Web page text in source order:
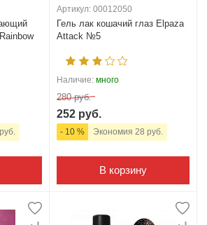
Артикул: 00012050
Гель лак кошачий глаз Elpaza
Attack №5
Наличие: много
280 руб.
252 руб.
- 10 % Экономия 28 руб.
В корзину